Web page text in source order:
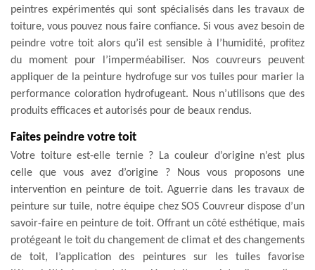
peintres expérimentés qui sont spécialisés dans les travaux de
toiture, vous pouvez nous faire confiance. Si vous avez besoin de
peindre votre toit alors qu’il est sensible à l’humidité, profitez
du moment pour l’imperméabiliser. Nos couvreurs peuvent
appliquer de la peinture hydrofuge sur vos tuiles pour marier la
performance coloration hydrofugeant. Nous n’utilisons que des
produits efficaces et autorisés pour de beaux rendus.
Faites peindre votre toit
Votre toiture est-elle ternie ? La couleur d’origine n’est plus
celle que vous avez d’origine ? Nous vous proposons une
intervention en peinture de toit. Aguerrie dans les travaux de
peinture sur tuile, notre équipe chez SOS Couvreur dispose d’un
savoir-faire en peinture de toit. Offrant un côté esthétique, mais
protégeant le toit du changement de climat et des changements
de toit, l’application des peintures sur les tuiles favorise